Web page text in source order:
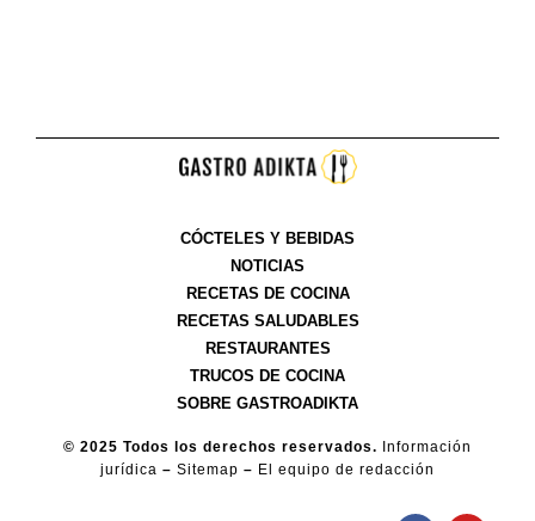
CÓCTELES Y BEBIDAS
NOTICIAS
RECETAS DE COCINA
RECETAS SALUDABLES
RESTAURANTES
TRUCOS DE COCINA
SOBRE GASTROADIKTA
© 2025 Todos los derechos reservados.
Información
jurídica – Sitemap – El equipo de redacción